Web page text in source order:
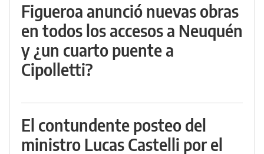
Figueroa anunció nuevas obras
en todos los accesos a Neuquén
y ¿un cuarto puente a
Cipolletti?
El contundente posteo del
ministro Lucas Castelli por el